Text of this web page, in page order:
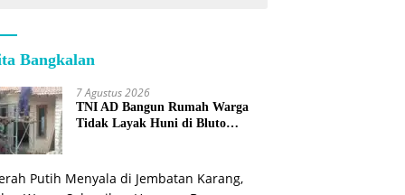
Bangkalan
7 Agustus 2026
TNI AD Bangun Rumah Warga
Tidak Layak Huni di Bluto